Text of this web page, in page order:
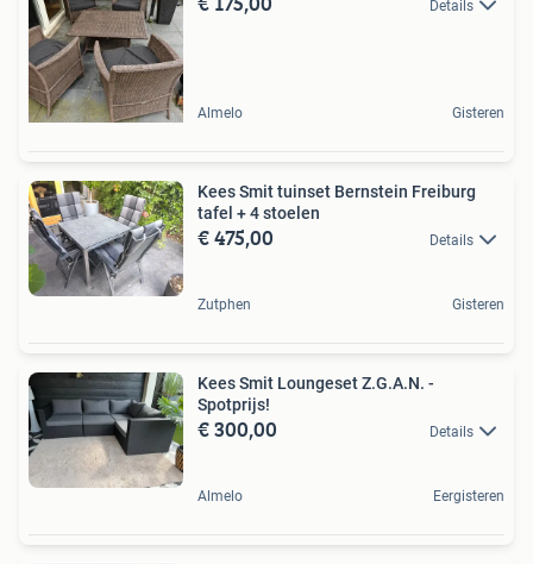
Details
Almelo Gisteren
Kees Smit tuinset Bernstein Freiburg
tafel + 4 stoelen
€ 475,00 Details
Zutphen Gisteren
Kees Smit Loungeset Z.G.A.N. -
Spotprijs!
€ 300,00 Details
Almelo Eergisteren